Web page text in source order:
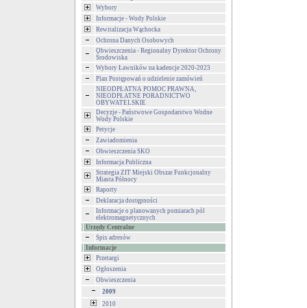
Wybory
Informacje - Wody Polskie
Rewitalizacja Wąchocka
Ochrona Danych Osobowych
Obwieszczenia - Regionalny Dyrektor Ochrony
Środowiska
Wybory Ławników na kadencje 2020-2023
Plan Postępowań o udzielenie zamówień
NIEODPŁATNA POMOC PRAWNA,
NIEODPŁATNE PORADNICTWO
OBYWATELSKIE
Decyzje - Państwowe Gospodarstwo Wodne
Wody Polskie
Petycje
Zawiadomienia
Obwieszczenia SKO
Informacja Publiczna
Strategia ZIT Miejski Obszar Funkcjonalny
Miasta Północy
Raporty
Deklaracja dostępności
Informacje o planowanych pomiarach pól
elektromagnetycznych
Urzędy Centralne
Spis adresów
Informacje
Przetargi
Ogłoszenia
Obwieszczenia
2009
2010